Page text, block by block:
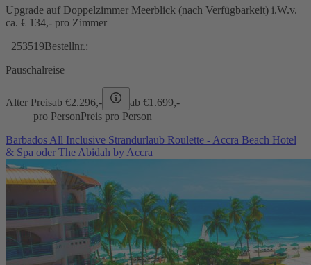
Upgrade auf Doppelzimmer Meerblick (nach Verfügbarkeit) i.W.v.
ca. € 134,- pro Zimmer
253519Bestellnr.:
Pauschalreise
Alter Preisab €2.296,- ab €1.699,-
pro PersonPreis pro Person
Barbados All Inclusive Strandurlaub Roulette - Accra Beach Hotel
& Spa oder The Abidah by Accra